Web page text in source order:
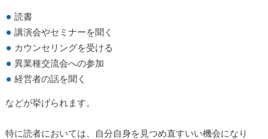
読書
講演会やセミナーを聞く
カウンセリングを受ける
異業種交流会への参加
経営者の話を聞く
などが挙げられます。
特に読者においては、自分自身を見つめ直すいい機会になり